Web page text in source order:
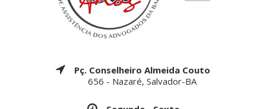
Pç. Conselheiro Almeida Couto
656 - Nazaré, Salvador-BA